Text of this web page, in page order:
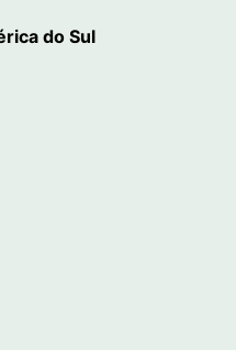
do Sul